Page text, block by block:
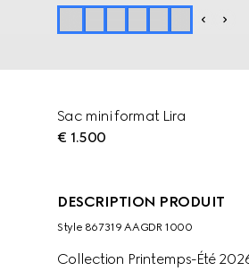
Sac mini format Lira
€ 1.500
DESCRIPTION PRODUIT
Style ‎867319 AAGDR 1000
Collection Printemps-Été